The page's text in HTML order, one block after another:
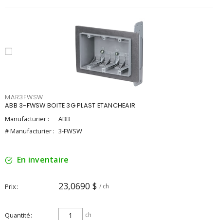
MAR3FWSW
ABB 3-FWSW BOITE 3G PLAST ETANCHEAIR
Manufacturier :
ABB
# Manufacturier : 3-FWSW
En inventaire
Prix 23,0690 $ / ch
Quantité ch